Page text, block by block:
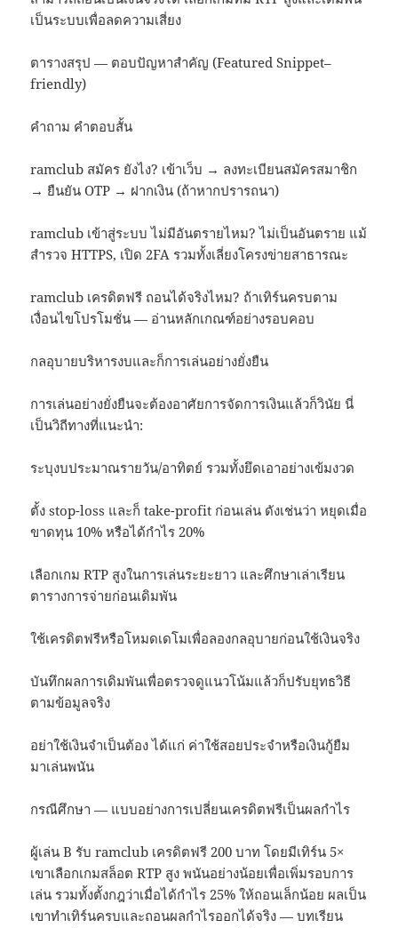
เป็นระบบเพื่อลดความเสี่ยง
ตารางสรุป — ตอบปัญหาสำคัญ (Featured Snippet–
friendly)
คำถาม คำตอบสั้น
ramclub สมัคร ยังไง? เข้าเว็บ → ลงทะเบียนสมัครสมาชิก
→ ยืนยัน OTP → ฝากเงิน (ถ้าหากปรารถนา)
ramclub เข้าสู่ระบบ ไม่มีอันตรายไหม? ไม่เป็นอันตราย แม้
สำรวจ HTTPS, เปิด 2FA รวมทั้งเลี่ยงโครงข่ายสาธารณะ
ramclub เครดิตฟรี ถอนได้จริงไหม? ถ้าเทิร์นครบตาม
เงื่อนไขโปรโมชั่น — อ่านหลักเกณฑ์อย่างรอบคอบ
กลอุบายบริหารงบและก็การเล่นอย่างยั่งยืน
การเล่นอย่างยั่งยืนจะต้องอาศัยการจัดการเงินแล้วก็วินัย นี่
เป็นวิถีทางที่แนะนำ:
ระบุงบประมาณรายวัน/อาทิตย์ รวมทั้งยึดเอาอย่างเข้มงวด
ตั้ง stop-loss และก็ take-profit ก่อนเล่น ดังเช่นว่า หยุดเมื่อ
ขาดทุน 10% หรือได้กำไร 20%
เลือกเกม RTP สูงในการเล่นระยะยาว และศึกษาเล่าเรียน
ตารางการจ่ายก่อนเดิมพัน
ใช้เครดิตฟรีหรือโหมดเดโมเพื่อลองกลอุบายก่อนใช้เงินจริง
บันทึกผลการเดิมพันเพื่อตรวจดูแนวโน้มแล้วก็ปรับยุทธวิธี
ตามข้อมูลจริง
อย่าใช้เงินจำเป็นต้อง ได้แก่ ค่าใช้สอยประจำหรือเงินกู้ยืม
มาเล่นพนัน
กรณีศึกษา — แบบอย่างการเปลี่ยนเครดิตฟรีเป็นผลกำไร
ผู้เล่น B รับ ramclub เครดิตฟรี 200 บาท โดยมีเทิร์น 5×
เขาเลือกเกมสล็อต RTP สูง พนันอย่างน้อยเพื่อเพิ่มรอบการ
เล่น รวมทั้งตั้งกฎว่าเมื่อได้กำไร 25% ให้ถอนเล็กน้อย ผลเป็น
เขาทำเทิร์นครบและถอนผลกำไรออกได้จริง — บทเรียน